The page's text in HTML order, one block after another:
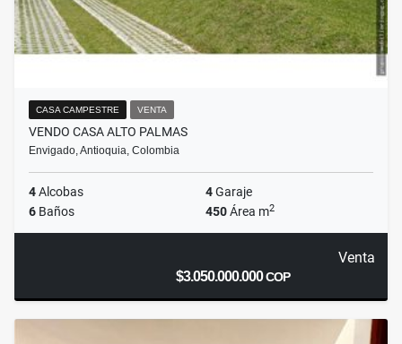
CASA CAMPESTRE VENTA
VENDO CASA ALTO PALMAS
Envigado, Antioquia, Colombia
4Alcobas 4Garaje
6 Baños 450Área m2
Venta
$3.050.000.000COP